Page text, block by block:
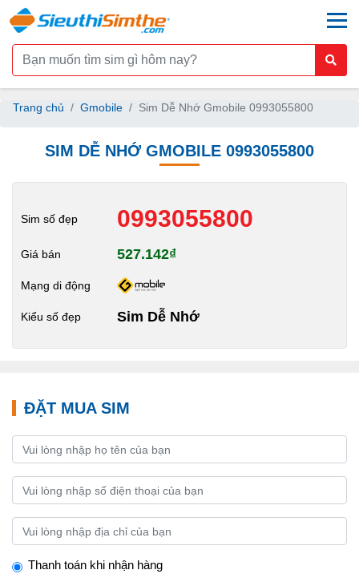
Trang chủ Gmobile Sim Dễ Nhớ Gmobile 0993055800
SIM DỄ NHỚ GMOBILE 0993055800
Sim số đẹp 0993055800
Giá bán 527.142₫
Mạng di động
Kiểu số đẹp Sim Dễ Nhớ
ĐẶT MUA SIM
Thanh toán khi nhận hàng